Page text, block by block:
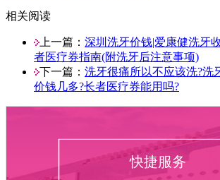
相关阅读
上一篇： 深圳洗牙价钱|爱康健洗牙
者医疗券指南(附洗牙后注意事项)
下一篇： 洗牙很痛所以不应该洗?洗
价钱几多?长者医疗券能用吗?
快捷服务